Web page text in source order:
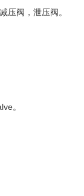
压阀，泄压阀。
。